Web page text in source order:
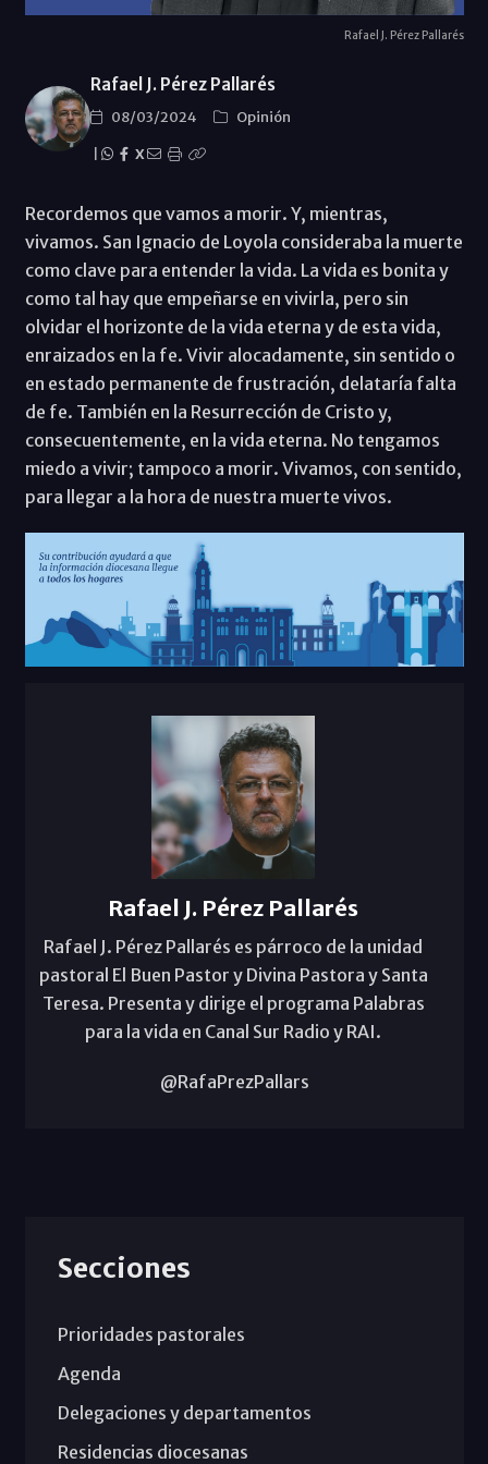
Rafael J. Pérez Pallarés
Rafael J. Pérez Pallarés
08/03/2024
Opinión
X
Recordemos que vamos a morir. Y, mientras,
vivamos. San Ignacio de Loyola consideraba la muerte
como clave para entender la vida. La vida es bonita y
como tal hay que empeñarse en vivirla, pero sin
olvidar el horizonte de la vida eterna y de esta vida,
enraizados en la fe. Vivir alocadamente, sin sentido o
en estado permanente de frustración, delataría falta
de fe. También en la Resurrección de Cristo y,
consecuentemente, en la vida eterna. No tengamos
miedo a vivir; tampoco a morir. Vivamos, con sentido,
para llegar a la hora de nuestra muerte vivos.
Rafael J. Pérez Pallarés
Rafael J. Pérez Pallarés es párroco de la unidad
pastoral El Buen Pastor y Divina Pastora y Santa
Teresa. Presenta y dirige el programa Palabras
para la vida en Canal Sur Radio y RAI.
@RafaPrezPallars
Secciones
Prioridades pastorales
Agenda
Delegaciones y departamentos
Residencias diocesanas